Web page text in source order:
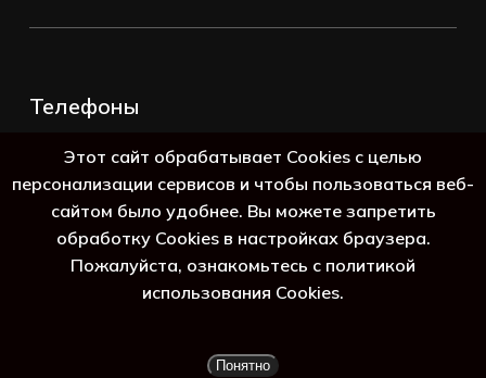
Просмотр корзины
Телефоны
8 (800) 250-69-39
Этот сайт обрабатывает Cookies с целью
персонализации сервисов и чтобы пользоваться веб-
сайтом было удобнее. Вы можете запретить
обработку Cookies в настройках браузера.
Пожалуйста, ознакомьтесь с политикой
использования Cookies.
Понятно